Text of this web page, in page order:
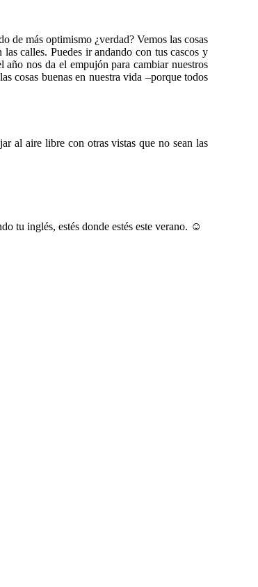
de más optimismo ¿verdad? Vemos las cosas
calles. Puedes ir andando con tus cascos y
nos da el empujón para cambiar nuestros
cosas buenas en nuestra vida –porque todos
al aire libre con otras vistas que no sean las
tu inglés, estés donde estés este verano. ☺